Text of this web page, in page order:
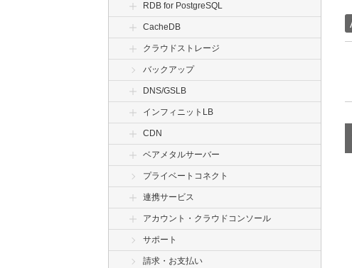
RDB for PostgreSQL
CacheDB
クラウドストレージ
バックアップ
DNS/GSLB
インフィニットLB
CDN
ベアメタルサーバー
プライベートコネクト
連携サービス
アカウント・クラウドコンソール
サポート
請求・お支払い